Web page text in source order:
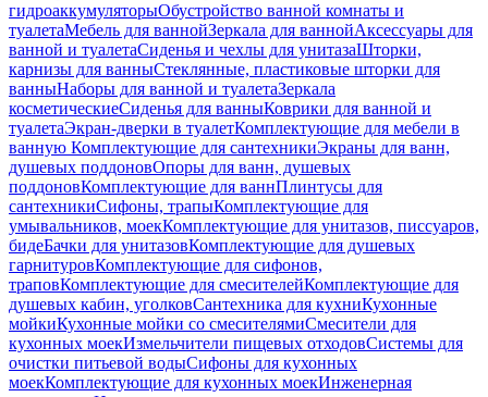
гидроаккумуляторыОбустройство ванной комнаты и
туалетаМебель для ваннойЗеркала для ваннойАксессуары для
ванной и туалетаСиденья и чехлы для унитазаШторки,
карнизы для ванныСтеклянные, пластиковые шторки для
ванныНаборы для ванной и туалетаЗеркала
косметическиеСиденья для ванныКоврики для ванной и
туалетаЭкран-дверки в туалетКомплектующие для мебели в
ванную Комплектующие для сантехникиЭкраны для ванн,
душевых поддоновОпоры для ванн, душевых
поддоновКомплектующие для ваннПлинтусы для
сантехникиСифоны, трапыКомплектующие для
умывальников, моекКомплектующие для унитазов, писсуаров,
бидеБачки для унитазовКомплектующие для душевых
гарнитуровКомплектующие для сифонов,
траповКомплектующие для смесителейКомплектующие для
душевых кабин, уголковСантехника для кухниКухонные
мойкиКухонные мойки со смесителямиСмесители для
кухонных моекИзмельчители пищевых отходовСистемы для
очистки питьевой водыСифоны для кухонных
моекКомплектующие для кухонных моекИнженерная